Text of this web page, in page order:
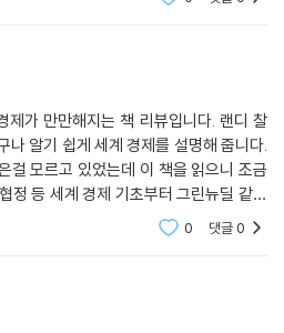
제가 만만해지는 책 리뷰입니다. 랜디 찰
나 알기 쉽게 세계 경제를 설명해 줍니다.
걸 모르고 있었는데 이 책을 읽으니 조금
할 핵심 지식들을 설명해 주기때문에 따
0 댓글0